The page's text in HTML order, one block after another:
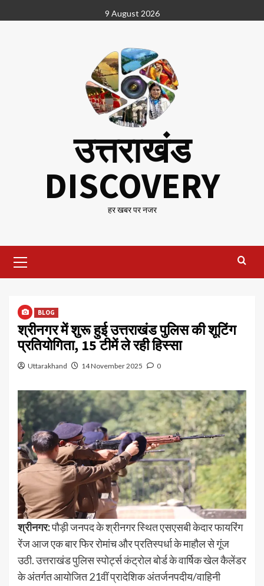
to
9 August 2026
उत्तराखंड
DISCOVERY
हर खबर पर नजर
Menu
BLOG
श्रीनगर में शुरू हुई उत्तराखंड पुलिस की शूटिंग
प्रतियोगिता, 15 टीमें ले रही हिस्सा
Uttarakhand 14 November 2025 0
श्रीनगर:पौड़ी जनपद के श्रीनगर स्थित एसएसबी केदार फायरिंग
रेंज आज एक बार फिर रोमांच और प्रतिस्पर्धा के माहौल से गूंज
उठी. उत्तराखंड पुलिस स्पोर्ट्स कंट्रोल बोर्ड के वार्षिक खेल कैलेंडर
के अंतर्गत आयोजित 21वीं प्रादेशिक अंतर्जनपदीय/वाहिनी